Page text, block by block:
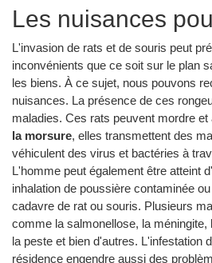
Les nuisances
L'invasion de rats et de souris peut
inconvénients que ce soit sur le plan
les biens. À ce sujet, nous pouvons
nuisances. La présence de ces
maladies. Ces rats peuvent mordre et
la morsure, elles transmettent des
véhiculent des virus et bactéries à
L'homme peut également être atteint
inhalation de poussière contaminée
cadavre de rat ou souris. Plusieurs
comme la salmonellose, la méningite,
la peste et bien d'autres. L'infestation
résidence engendre aussi des